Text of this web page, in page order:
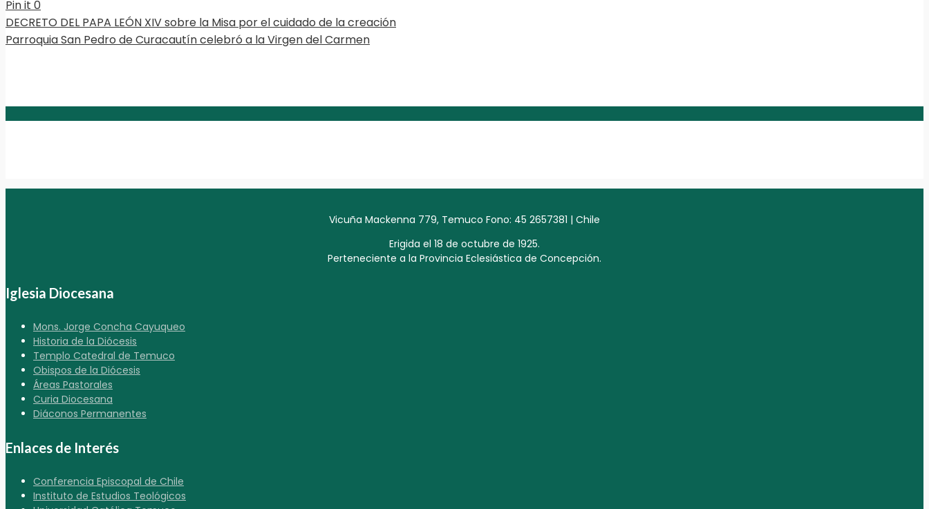
Pin it 0
DECRETO DEL PAPA LEÓN XIV sobre la Misa por el cuidado de la creación
Parroquia San Pedro de Curacautín celebró a la Virgen del Carmen
Vicuña Mackenna 779, Temuco Fono: 45 2657381 | Chile
Erigida el 18 de octubre de 1925.
Perteneciente a la Provincia Eclesiástica de Concepción.
Iglesia Diocesana
Mons. Jorge Concha Cayuqueo
Historia de la Diócesis
Templo Catedral de Temuco
Obispos de la Diócesis
Áreas Pastorales
Curia Diocesana
Diáconos Permanentes
Enlaces de Interés
Conferencia Episcopal de Chile
Instituto de Estudios Teológicos